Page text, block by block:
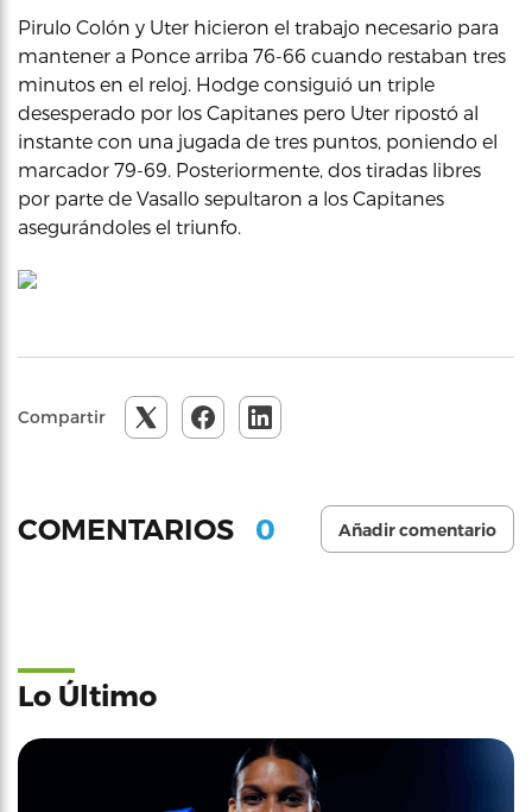
Pirulo Colón y Uter hicieron el trabajo necesario para
mantener a Ponce arriba 76-66 cuando restaban tres
minutos en el reloj. Hodge consiguió un triple
desesperado por los Capitanes pero Uter ripostó al
instante con una jugada de tres puntos, poniendo el
marcador 79-69. Posteriormente, dos tiradas libres
por parte de Vasallo sepultaron a los Capitanes
asegurándoles el triunfo.
Compartir
COMENTARIOS 0 Añadir comentario
Lo Último